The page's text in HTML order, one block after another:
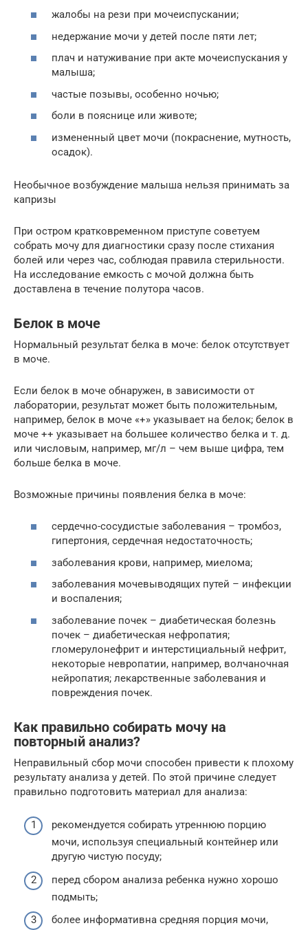
жалобы на рези при мочеиспускании;
недержание мочи у детей после пяти лет;
плач и натуживание при акте мочеиспускания у
малыша;
частые позывы, особенно ночью;
боли в пояснице или животе;
измененный цвет мочи (покраснение, мутность,
осадок).
Необычное возбуждение малыша нельзя принимать за
капризы
При остром кратковременном приступе советуем
собрать мочу для диагностики сразу после стихания
болей или через час, соблюдая правила стерильности.
На исследование емкость с мочой должна быть
доставлена в течение полутора часов.
Белок в моче
Нормальный результат белка в моче: белок отсутствует
в моче.
Если белок в моче обнаружен, в зависимости от
лаборатории, результат может быть положительным,
например, белок в моче «+» указывает на белок; белок в
моче ++ указывает на большее количество белка и т. д.
или числовым, например, мг/л – чем выше цифра, тем
больше белка в моче.
Возможные причины появления белка в моче:
сердечно-сосудистые заболевания – тромбоз,
гипертония, сердечная недостаточность;
заболевания крови, например, миелома;
заболевания мочевыводящих путей – инфекции
и воспаления;
заболевание почек – диабетическая болезнь
почек – диабетическая нефропатия;
гломерулонефрит и интерстициальный нефрит,
некоторые невропатии, например, волчаночная
нейропатия; лекарственные заболевания и
повреждения почек.
Как правильно собирать мочу на
повторный анализ?
Неправильный сбор мочи способен привести к плохому
результату анализа у детей. По этой причине следует
правильно подготовить материал для анализа:
рекомендуется собирать утреннюю порцию
мочи, используя специальный контейнер или
другую чистую посуду;
перед сбором анализа ребенка нужно хорошо
подмыть;
более информативна средняя порция мочи,